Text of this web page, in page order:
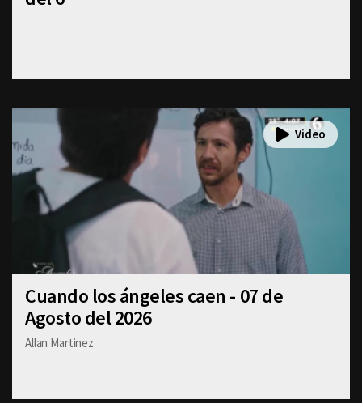
Cuando los ángeles caen - 07 de
Agosto del 2026
Allan Martinez